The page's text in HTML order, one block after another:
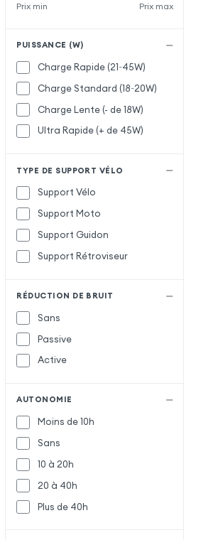
Prix min Prix max
PUISSANCE (W)
Charge Rapide (21~45W)
Charge Standard (18~20W)
Charge Lente (- de 18W)
Ultra Rapide (+ de 45W)
TYPE DE SUPPORT VÉLO
Support Vélo
Support Moto
Support Guidon
Support Rétroviseur
RÉDUCTION DE BRUIT
Sans
Passive
Active
AUTONOMIE
Moins de 10h
Sans
10 à 20h
20 à 40h
Plus de 40h